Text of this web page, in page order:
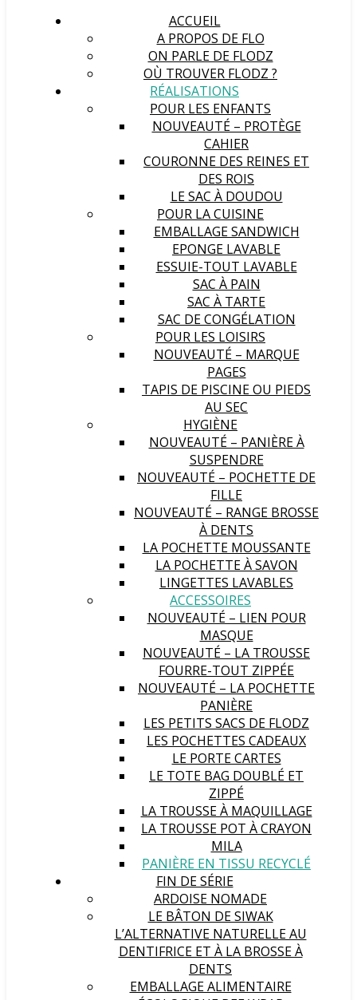
ACCUEIL
A PROPOS DE FLO
ON PARLE DE FLODZ
OÙ TROUVER FLODZ ?
RÉALISATIONS
POUR LES ENFANTS
NOUVEAUTÉ – PROTÈGE
CAHIER
COURONNE DES REINES ET
DES ROIS
LE SAC À DOUDOU
POUR LA CUISINE
EMBALLAGE SANDWICH
EPONGE LAVABLE
ESSUIE-TOUT LAVABLE
SAC À PAIN
SAC À TARTE
SAC DE CONGÉLATION
POUR LES LOISIRS
NOUVEAUTÉ – MARQUE
PAGES
TAPIS DE PISCINE OU PIEDS
AU SEC
HYGIÈNE
NOUVEAUTÉ – PANIÈRE À
SUSPENDRE
NOUVEAUTÉ – POCHETTE DE
FILLE
NOUVEAUTÉ – RANGE BROSSE
À DENTS
LA POCHETTE MOUSSANTE
LA POCHETTE À SAVON
LINGETTES LAVABLES
ACCESSOIRES
NOUVEAUTÉ – LIEN POUR
MASQUE
NOUVEAUTÉ – LA TROUSSE
FOURRE-TOUT ZIPPÉE
NOUVEAUTÉ – LA POCHETTE
PANIÈRE
LES PETITS SACS DE FLODZ
LES POCHETTES CADEAUX
LE PORTE CARTES
LE TOTE BAG DOUBLÉ ET
ZIPPÉ
LA TROUSSE À MAQUILLAGE
LA TROUSSE POT À CRAYON
MILA
PANIÈRE EN TISSU RECYCLÉ
FIN DE SÉRIE
ARDOISE NOMADE
LE BÂTON DE SIWAK
L’ALTERNATIVE NATURELLE AU
DENTIFRICE ET À LA BROSSE À
DENTS
EMBALLAGE ALIMENTAIRE